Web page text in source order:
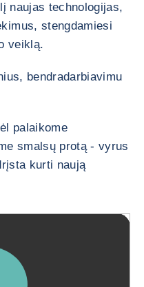
naujas technologijas,
stengdamiesi
veiklą.
bendradarbiavimu
palaikome
smalsų protą - vyrus
kurti naują